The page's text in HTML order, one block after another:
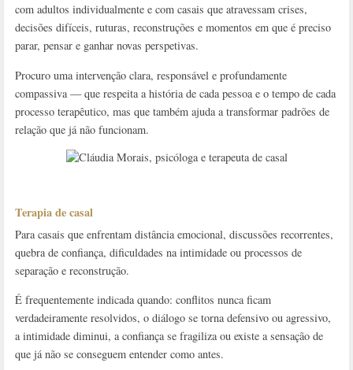
com adultos individualmente e com casais que atravessam crises,
decisões difíceis, ruturas, reconstruções e momentos em que é preciso
parar, pensar e ganhar novas perspetivas.
Procuro uma intervenção clara, responsável e profundamente
compassiva — que respeita a história de cada pessoa e o tempo de cada
processo terapêutico, mas que também ajuda a transformar padrões de
relação que já não funcionam.
Terapia de casal
Para casais que enfrentam distância emocional, discussões recorrentes,
quebra de confiança, dificuldades na intimidade ou processos de
separação e reconstrução.
É frequentemente indicada quando: conflitos nunca ficam
verdadeiramente resolvidos, o diálogo se torna defensivo ou agressivo,
a intimidade diminui, a confiança se fragiliza ou existe a sensação de
que já não se conseguem entender como antes.